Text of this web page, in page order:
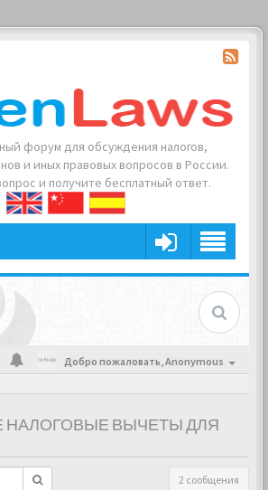
форум для обсуждения налогов,
и иных правовых вопросов в России.
и получите бесплатный ответ.
Добро пожаловать,Anonymous
НАЛОГОВЫЕ ВЫЧЕТЫ ДЛЯ
2 сообщения